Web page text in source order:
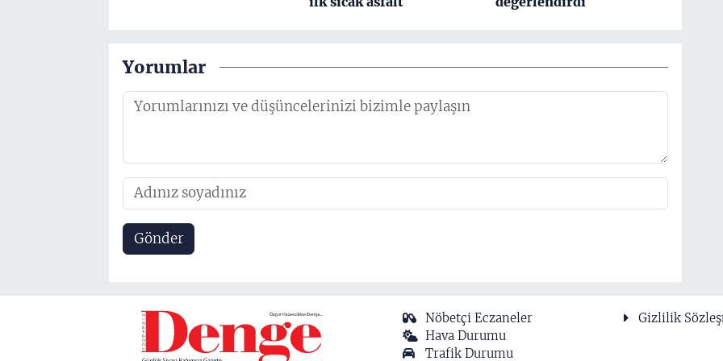
Yorumlar
Gönder
Nöbetçi Eczaneler
Hava Durumu
Trafik Durumu
Gizlilik